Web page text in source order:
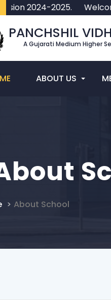
2024-2025.
PANCHSHIL
A Gujarati Medium Higher
ABOUT US
About School